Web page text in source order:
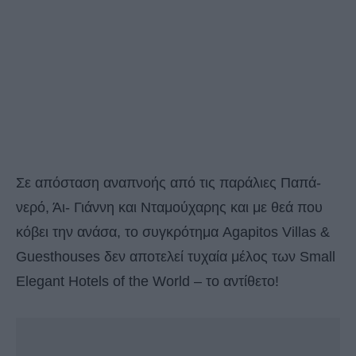
Σε απόσταση αναπνοής από τις παράλιες Παπά-
νερό, Άι- Γιάννη και Νταμούχαρης και με θεά που
κόβει την ανάσα, το συγκρότημα Agapitos Villas &
Guesthouses δεν αποτελεί τυχαία μέλος των Small
Elegant Hotels of the World – το αντίθετο!